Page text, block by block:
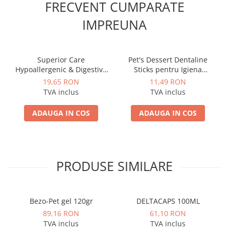
FRECVENT CUMPARATE
IMPREUNA
Superior Care
Hypoallergenic & Digestive
Care with Salmon (110g)
19,65 RON
TVA inclus
ADAUGA IN COS
Pet's Dessert Dentaline
Sticks pentru Igiena
Dentara cu Rata
11,49 RON
TVA inclus
ADAUGA IN COS
PRODUSE SIMILARE
Bezo-Pet gel 120gr
89,16 RON
TVA inclus
DELTACAPS 100ML
61,10 RON
TVA inclus